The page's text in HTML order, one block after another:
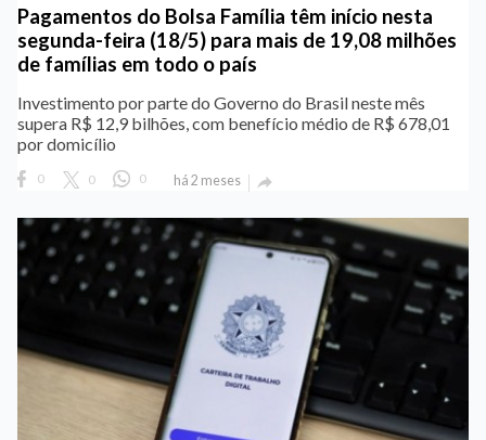
Pagamentos do Bolsa Família têm início nesta
segunda-feira (18/5) para mais de 19,08 milhões
de famílias em todo o país
Investimento por parte do Governo do Brasil neste mês
supera R$ 12,9 bilhões, com benefício médio de R$ 678,01
por domicílio
0 0 0 há 2 meses 